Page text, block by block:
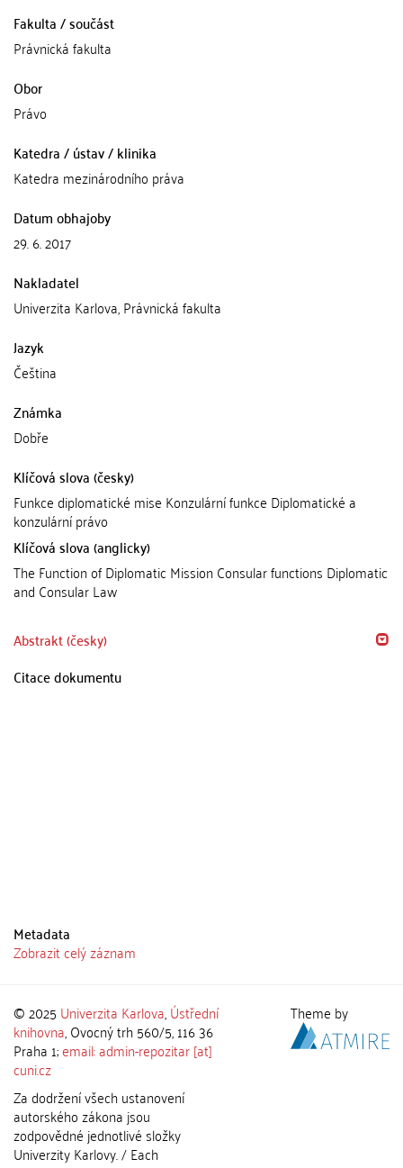
Fakulta / součást
Právnická fakulta
Obor
Právo
Katedra / ústav / klinika
Katedra mezinárodního práva
Datum obhajoby
29. 6. 2017
Nakladatel
Univerzita Karlova, Právnická fakulta
Jazyk
Čeština
Známka
Dobře
Klíčová slova (česky)
Funkce diplomatické mise Konzulární funkce Diplomatické a
konzulární právo
Klíčová slova (anglicky)
The Function of Diplomatic Mission Consular functions Diplomatic
and Consular Law
Abstrakt (česky)
Citace dokumentu
Metadata
Zobrazit celý záznam
© 2025 Univerzita Karlova,Ústřední
knihovna, Ovocný trh 560/5, 116 36
Praha 1;email: admin-repozitar [at]
cuni.cz
Za dodržení všech ustanovení
autorského zákona jsou
zodpovědné jednotlivé složky
Univerzity Karlovy. / Each
Theme by